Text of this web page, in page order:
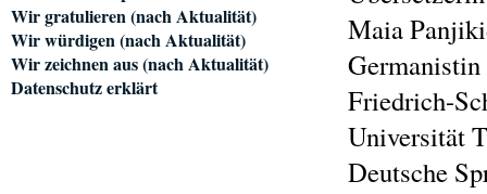
Maia
Friedrich-
Universität
Deutsche
Wir gratulieren (nach Aktualität)
Wir würdigen (nach Aktualität)
Wir zeichnen aus (nach Aktualität)
Datenschutz erklärt